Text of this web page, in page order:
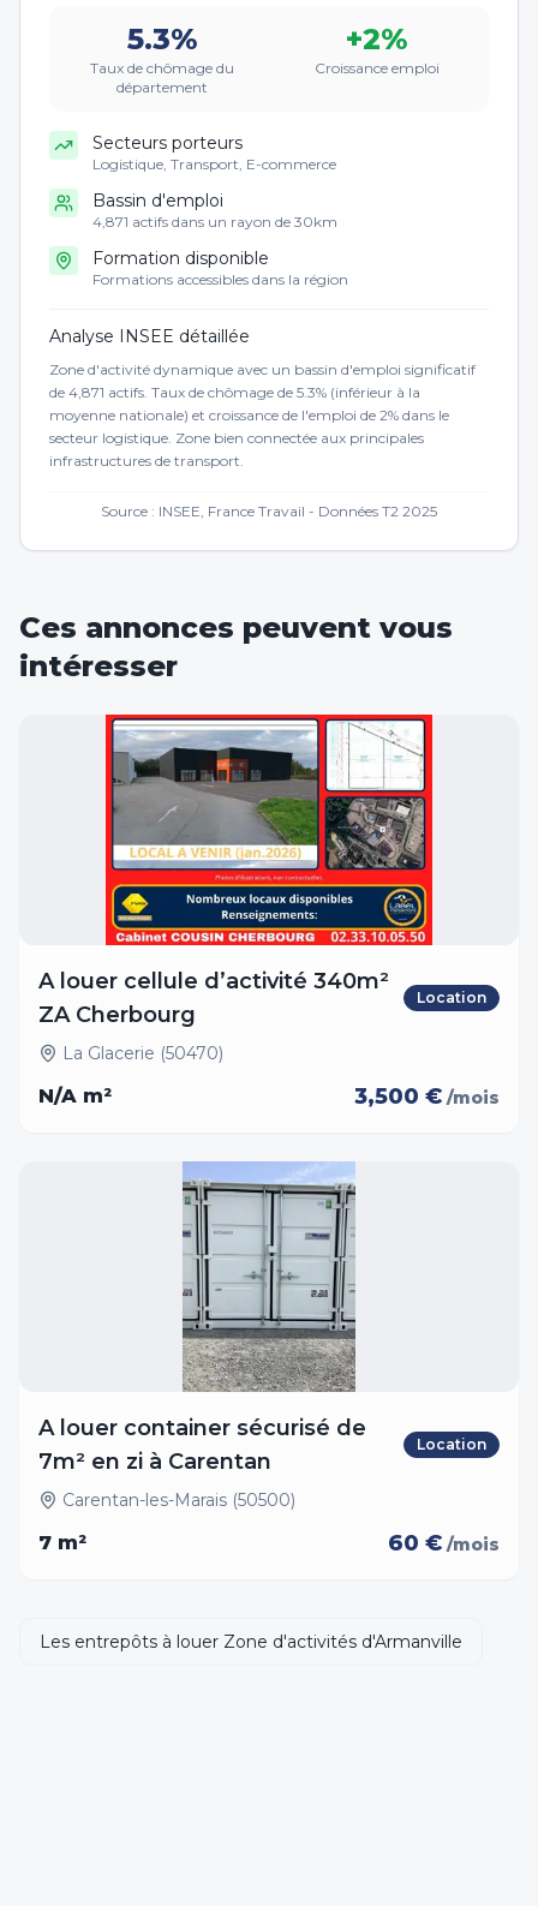
5.3%
Taux de chômage du
département
+2%
Croissance emploi
Secteurs porteurs
Logistique, Transport, E-commerce
Bassin d'emploi
4,871 actifs dans un rayon de 30km
Formation disponible
Formations accessibles dans la région
Analyse INSEE détaillée
Zone d'activité dynamique avec un bassin d'emploi significatif
de 4,871 actifs. Taux de chômage de 5.3% (inférieur à la
moyenne nationale) et croissance de l'emploi de 2% dans le
secteur logistique. Zone bien connectée aux principales
infrastructures de transport.
Source : INSEE, France Travail - Données T2 2025
Ces annonces peuvent vous
intéresser
A louer cellule d’activité 340m²
ZA Cherbourg
Location
La Glacerie (50470)
N/A m² 3,500 € /mois
A louer container sécurisé de
7m² en zi à Carentan
Location
Carentan-les-Marais (50500)
7 m² 60 € /mois
Les entrepôts à louer Zone d'activités d'Armanville